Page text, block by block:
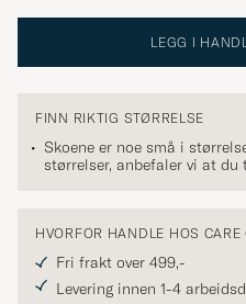
LEGG I
FINN RIKTIG STØRRELSE
Skoene er noe små i
størrelser, anbefaler vi at du
HVORFOR HANDLE HOS CARE
Fri frakt over 499,-
Levering innen 1-4